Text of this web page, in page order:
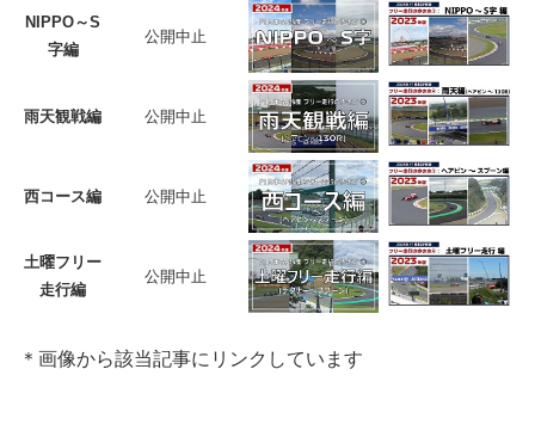
NIPPO～S
字編
公開中止
雨天観戦編 公開中止
西コース編 公開中止
土曜フリー
走行編
公開中止
＊画像から該当記事にリンクしています